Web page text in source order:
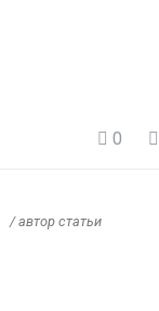
0
/ автор статьи